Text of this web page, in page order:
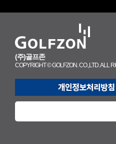
(주)골프존
COPYRIGHT © GOLFZON. CO.,LTD. ALL